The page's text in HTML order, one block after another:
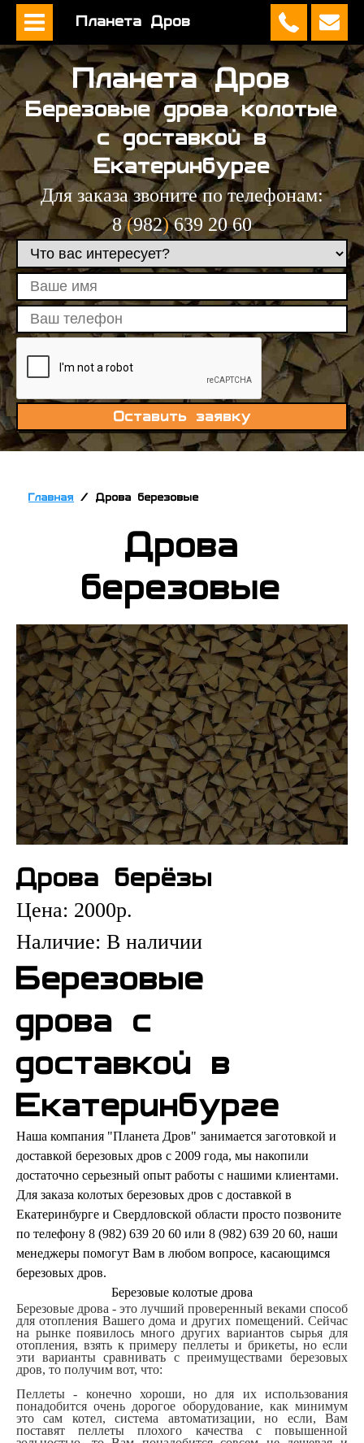
Планета Дров
Планета Дров
Березовые дрова колотые
с доставкой в
Екатеринбургe
Для заказа звоните по телефонам:
8(982)639 20 60
Оставить заявку
Главная / Дрова березовые
Дрова
березовые
Дрова берёзы
Цена: 2000р.
Наличие: В наличии
Березовые
дрова с
доставкой в
Екатеринбургe
Наша компания "Планета Дров" занимается заготовкой и
доставкой березовых дров с 2009 года, мы накопили
достаточно серьезный опыт работы с нашими клиентами.
Для заказа колотых березовых дров с доставкой в
Екатеринбургe и Свердловской области просто позвоните
по телефону 8 (982) 639 20 60 или 8 (982) 639 20 60, наши
менеджеры помогут Вам в любом вопросе, касающимся
березовых дров.
Березовые колотые дрова
Березовые дрова - это лучший проверенный веками способ
для отопления Вашего дома и других помещений. Сейчас
на рынке появилось много других вариантов сырья для
отопления, взять к примеру пеллеты и брикеты, но если
эти варианты сравнивать с преимуществами березовых
дров, то получим вот, что:
Пеллеты - конечно хороши, но для их использования
понадобится очень дорогое оборудование, как минимум
это сам котел, система автоматизации, но если, Вам
поставят пеллеты плохого качества с повышенной